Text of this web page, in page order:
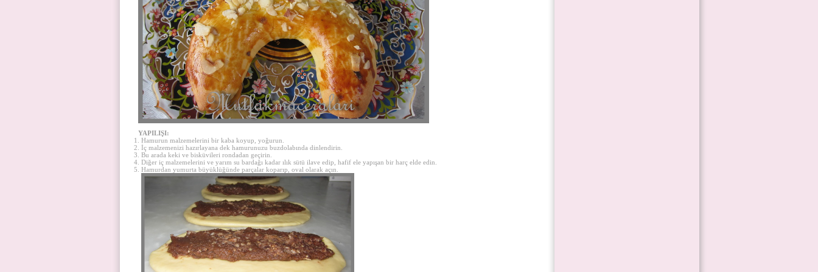
YAPILIŞI:
Hamurun malzemelerini bir kaba koyup, yoğurun.
İç malzemenizi hazırlayana dek hamurunuzu buzdolabında dinlendirin.
Bu arada keki ve bisküvileri rondadan geçirin.
Diğer iç malzemelerini ve yarım su bardağı kadar ılık sütü ilave edip, hafif ele yapışan bir harç elde edin.
Hamurdan yumurta büyüklüğünde parçalar koparıp, oval olarak açın.